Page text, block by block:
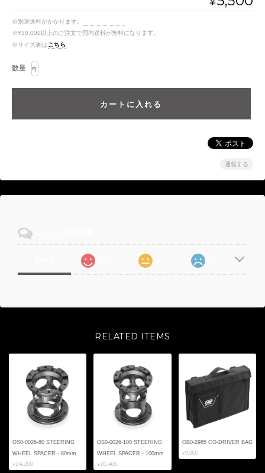
※別途送料がかかります。
※¥30,000以上のご注文で国内送料が無料になります。
※サイズ表は こちら
数量
通報する
RELATED ITEMS
OS0-0026-80 STEERING
WHEEL SPACER - 80mm
¥24,200
OS0-0026-100 STEERING
WHEEL SPACER - 100mm
¥26,400
OB0-2985 CO-DRIVER BAG
¥9,900